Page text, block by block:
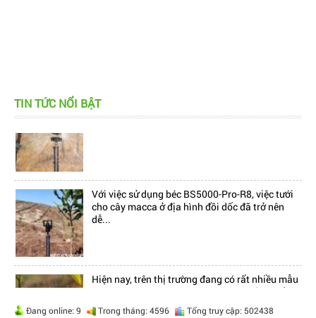
TIN TỨC NỔI BẬTHiện nay, trên thị trường đang có rất nhiều mẫu
béc tưới bù áp, làm cho khách hàng cảm thấy...
Với việc sử dụng béc BS5000-Pro-R8, việc tưới
cho cây macca ở địa hình đồi dốc đã trở nên
dễ...
Hiện nay, trên thị trường đang có rất nhiều mẫu
béc tưới bù áp, làm cho khách hàng cảm thấy...
Đang online: 9 Trong tháng: 4596 Tổng truy cập: 502438